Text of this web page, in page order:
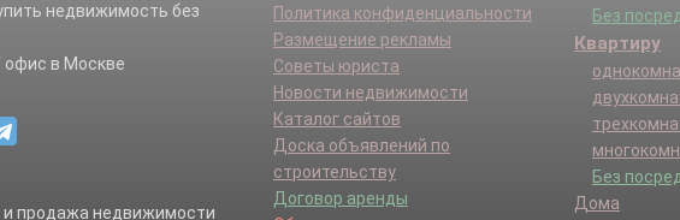
недвижимость без
офис в Москве
Политика конфиденциальности
Размещение рекламы
Советы юриста
Новости недвижимости
Каталог сайтов
Доска объявлений по
строительству
Договор аренды
Без
Квартиру
Без
Дома